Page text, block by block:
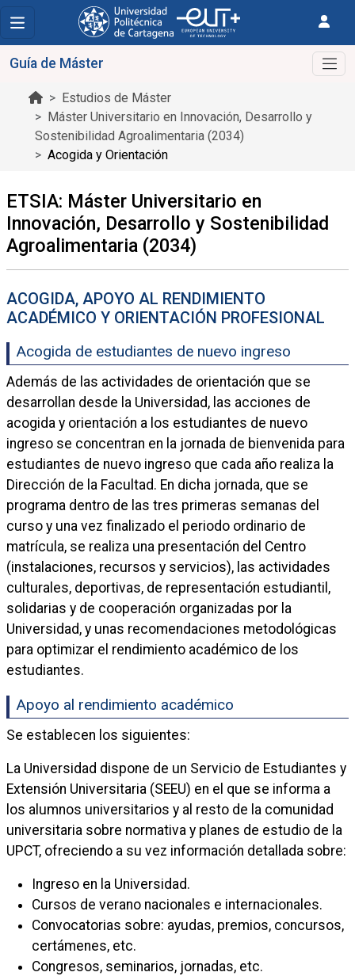
Estudios de Máster
Máster Universitario en Innovación, Desarrollo y
Sostenibilidad Agroalimentaria (2034)
Acogida y Orientación
Guía de Máster
ETSIA: Máster Universitario en
Innovación, Desarrollo y Sostenibilidad
Agroalimentaria (2034)
ACOGIDA, APOYO AL RENDIMIENTO
ACADÉMICO Y ORIENTACIÓN PROFESIONAL
Acogida de estudiantes de nuevo ingreso
Además de las actividades de orientación que se
desarrollan desde la Universidad, las acciones de
acogida y orientación a los estudiantes de nuevo
ingreso se concentran en la jornada de bienvenida para
estudiantes de nuevo ingreso que cada año realiza la
Dirección de la Facultad. En dicha jornada, que se
programa dentro de las tres primeras semanas del
curso y una vez finalizado el periodo ordinario de
matrícula, se realiza una presentación del Centro
(instalaciones, recursos y servicios), las actividades
culturales, deportivas, de representación estudiantil,
solidarias y de cooperación organizadas por la
Universidad, y unas recomendaciones metodológicas
para optimizar el rendimiento académico de los
estudiantes.
Apoyo al rendimiento académico
Se establecen los siguientes:
La Universidad dispone de un Servicio de Estudiantes y
Extensión Universitaria (SEEU) en el que se informa a
los alumnos universitarios y al resto de la comunidad
universitaria sobre normativa y planes de estudio de la
UPCT, ofreciendo a su vez información detallada sobre:
Ingreso en la Universidad.
Cursos de verano nacionales e internacionales.
Convocatorias sobre: ayudas, premios, concursos,
certámenes, etc.
Congresos, seminarios, jornadas, etc.